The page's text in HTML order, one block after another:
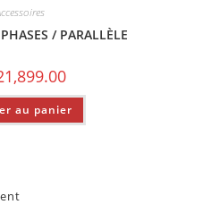
/ PARALLÈLE
au panier